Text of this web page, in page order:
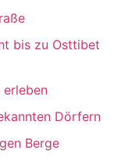
bis zu Osttibet
erleben
Dörfern
Berge